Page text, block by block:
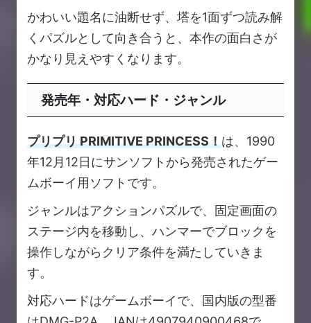
かわいい題名に油断せず、塔を1面ずつ読み解
くパズルとして向き合うと、本作の面白さが
かなり見えやすくなります。
発売年・対応ハード・ジャンル
プリプリ PRIMITIVE PRINCESS！は、1990
年12月12日にサンソフトから発売されたゲー
ムボーイ用ソフトです。
ジャンルはアクションパズルで、固定画面の
ステージ内を移動し、ハンマーでブロックを
操作しながらクリア条件を満たしていきま
す。
対応ハードはゲームボーイで、国内版の型番